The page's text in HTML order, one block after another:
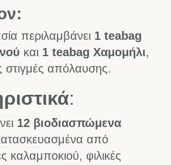
περιλαμβάνει 1 teabag
και 1 teabag Χαμομήλι,
στιγμές απόλαυσης.
:
12 βιοδιασπώμενα
από
καλαμποκιού, φιλικές